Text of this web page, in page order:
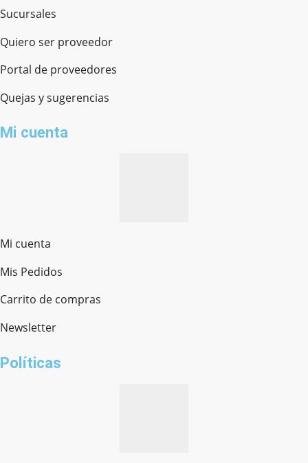
Sucursales
Quiero ser proveedor
Portal de proveedores
Quejas y sugerencias
Mi cuenta
Mi cuenta
Mis Pedidos
Carrito de compras
Newsletter
Políticas